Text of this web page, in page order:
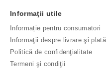
Informaţii utile
Informație pentru consumatori
Informaţii despre livrare şi plată
Politică de confidenţialitate
Termeni şi condiţii